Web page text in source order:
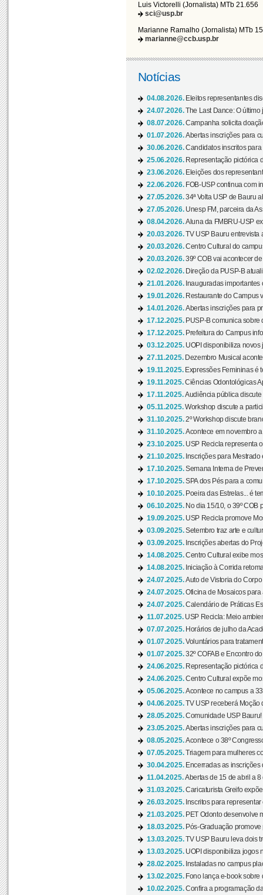
Luis Victorelli (Jornalista) MTb 21.656
sci@usp.br
Marianne Ramalho (Jornalista) MTb
marianne@ccb.usp.br
Notícias
04.08.2026. Eleitos representantes
24.07.2026.The Last Dance: O
08.07.2026.Campanha solicita
01.07.2026.Abertas inscrições para
30.06.2026.Candidatos inscritos
25.06.2026. Representação pictórica
23.06.2026. Eleições dos
22.06.2026. FOB-USP continua com
27.05.2026.34ª Volta USP de Bauru
27.05.2026. Unesp FM, parceira da
08.04.2026.Aluna da FMBRU-USP
20.03.2026.TV USP Bauru entrevista
20.03.2026.Centro Cultural do
20.03.2026.39º COB vai acontecer
02.02.2026. Direção da PUSP-B
21.01.2026. Inauguradas
19.01.2026. Restaurante do Campus
14.01.2026.Abertas inscrições para
17.12.2025. PUSP-B comunica sobre
17.12.2025. Prefeitura do Campus
03.12.2025. UOPI disponibiliza novos
27.11.2025. Dezembro Musical
19.11.2025. Expressões Femininas é
19.11.2025.Ciências Odontológicas
17.11.2025.Audiência pública
05.11.2025.Workshop discute a
31.10.2025.2º Workshop discute
31.10.2025.Acontece em novembro
23.10.2025. USP Recicla representa
21.10.2025. Inscrições para
17.10.2025.Semana Interna de
17.10.2025.SPA dos Pés para a
10.10.2025. Poeira das Estrelas... é
06.10.2025. No dia 15/10, o 39º COB
19.09.2025. USP Recicla promove
03.09.2025.Setembro traz arte e
03.09.2025. Inscrições abertas do
14.08.2025.Centro Cultural exibe
14.08.2025. Iniciação à Corrida
24.07.2025.Auto de Vistoria do
24.07.2025.Oficina de Mosaicos
24.07.2025.Calendário de Práticas
11.07.2025. USP Recicla: Meio
07.07.2025. Horários de julho da
01.07.2025.Voluntários para
01.07.2025.32º COFAB e Encontro
24.06.2025. Representação pictórica
24.06.2025.Centro Cultural expõe
05.06.2025.Acontece no campus a
04.06.2025.TV USP receberá Moção
28.05.2025.Comunidade USP Bauru!
23.05.2025.Abertas inscrições para
08.05.2025.Acontece o 38º
07.05.2025.Triagem para mulheres
30.04.2025. Encerradas as inscrições
11.04.2025.Abertas de 15 de abril a
31.03.2025.Caricaturista Greifo
26.03.2025. Inscritos para
21.03.2025. PET Odonto desenvolve
18.03.2025. Pós-Graduação
13.03.2025.TV USP Bauru leva dois
13.03.2025. UOPI disponibiliza jogos
28.02.2025. Instaladas no campus
13.02.2025. Fono lança e-book sobre
10.02.2025.Confira a programação